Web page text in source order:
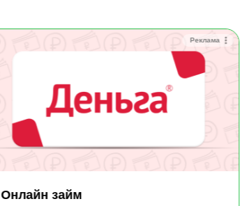
Реклама
Онлайн займ